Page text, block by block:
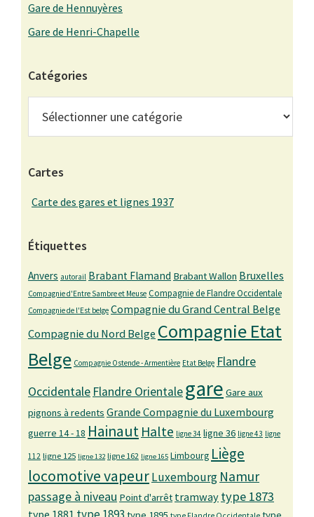
Gare de Hennuyères
Gare de Henri-Chapelle
Catégories
Cartes
Carte des gares et lignes 1937
Étiquettes
Anvers autorail Brabant Flamand Brabant Wallon Bruxelles
Compagnie d'Entre Sambre et Meuse Compagnie de Flandre Occidentale
Compagnie de l'Est belge Compagnie du Grand Central Belge
Compagnie du Nord Belge Compagnie Etat
Belge Compagnie Ostende - Armentière Etat Belge Flandre
Occidentale Flandre Orientalegare Gare aux
pignons à redents Grande Compagnie du Luxembourg
guerre 14 - 18 Hainaut Halte ligne 34 ligne 36 ligne 43 ligne
112 ligne 125 ligne 132 ligne 162 ligne 165 Limbourg Liège
locomotive vapeurLuxembourg Namur
passage à niveau Point d'arrêt tramway type 1873